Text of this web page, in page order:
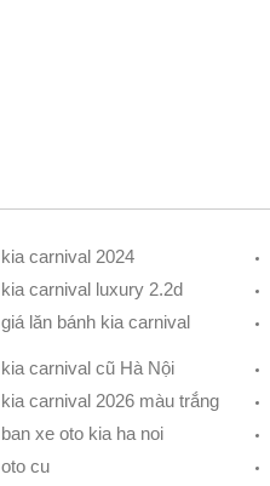
kia carnival 2024
kia carnival luxury 2.2d
giá lăn bánh kia carnival
kia carnival cũ Hà Nội
kia carnival 2026 màu trắng
ban xe oto kia ha noi
oto cu